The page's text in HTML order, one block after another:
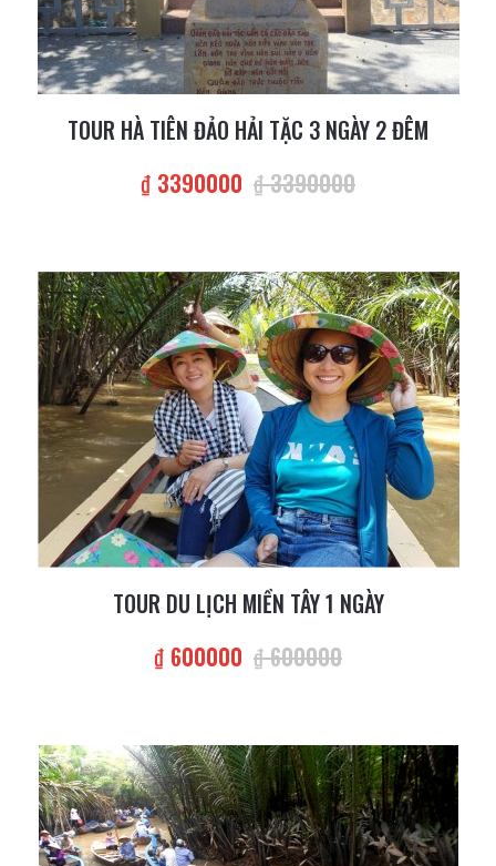
TOUR HÀ TIÊN ĐẢO HẢI TẶC 3 NGÀY 2 ĐÊM
₫ 3390000 ₫ 3390000
TOUR DU LỊCH MIỀN TÂY 1 NGÀY
₫ 600000 ₫ 600000